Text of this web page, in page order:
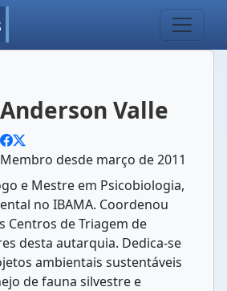
Anderson Valle
Membro desde março de 2011
e Mestre em Psicobiologia,
no IBAMA. Coordenou
Centros de Triagem de
desta autarquia. Dedica-se
ambientais sustentáveis
de fauna silvestre e